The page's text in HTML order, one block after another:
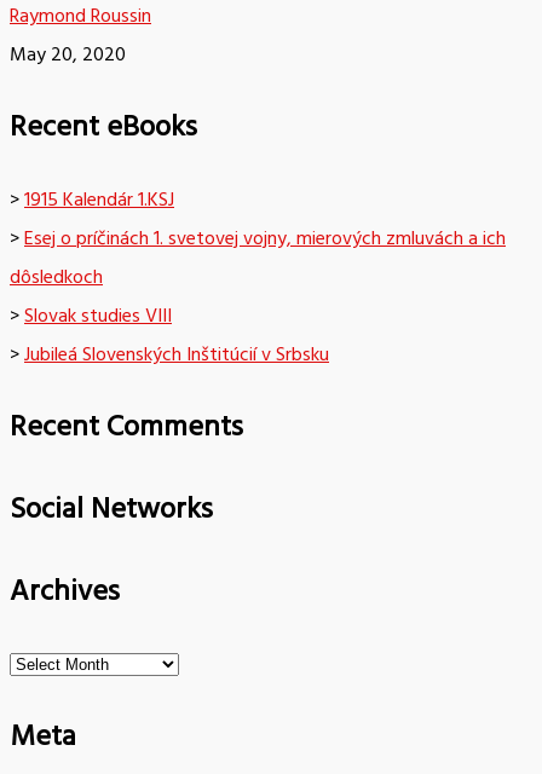
Raymond Roussin
May 20, 2020
Recent eBooks
>1915 Kalendár 1.KSJ
>Esej o príčinách 1. svetovej vojny, mierových zmluvách a ich
dôsledkoch
>Slovak studies VIII
>Jubileá Slovenských Inštitúcií v Srbsku
Recent Comments
Social Networks
Archives
Archives
Meta